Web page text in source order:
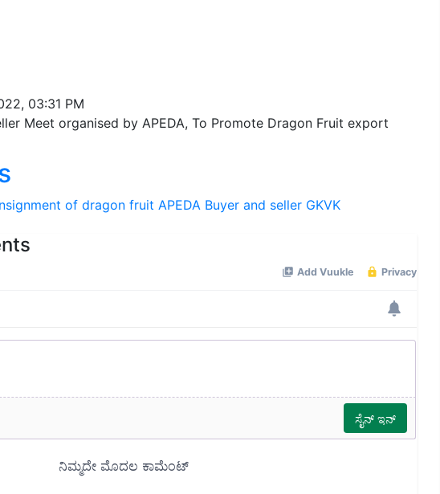
03:31 PM
Meet organised by APEDA, To Promote Dragon Fruit export
of dragon fruit APEDA Buyer and seller GKVK